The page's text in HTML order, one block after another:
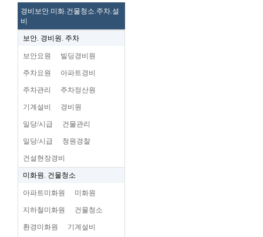
경비보안.미화.건물청소.주차.설
비
보안. 경비원. 주차
보안요원 빌딩경비원
주차요원 아파트경비
주차관리 주차정산원
기계설비 경비원
일당/시급 건물관리
일당/시급 청원경찰
건설현장경비
미화원. 건물청소
아파트미화원 미화원
지하철미화원 건물청소
환경미화원 기계설비